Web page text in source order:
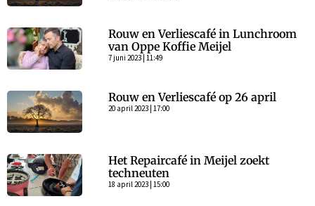
Rouw en Verliescafé in Lunchroom
van Oppe Koffie Meijel
7 juni 2023 | 11:49
Rouw en Verliescafé op 26 april
20 april 2023 | 17:00
Het Repaircafé in Meijel zoekt
techneuten
18 april 2023 | 15:00